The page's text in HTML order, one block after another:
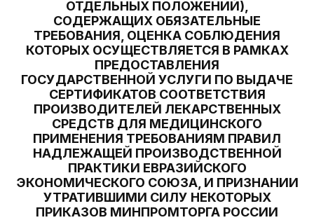
ОТДЕЛЬНЫХ ПОЛОЖЕНИЙ),
СОДЕРЖАЩИХ ОБЯЗАТЕЛЬНЫЕ
ТРЕБОВАНИЯ, ОЦЕНКА СОБЛЮДЕНИЯ
КОТОРЫХ ОСУЩЕСТВЛЯЕТСЯ В РАМКАХ
ПРЕДОСТАВЛЕНИЯ
ГОСУДАРСТВЕННОЙ УСЛУГИ ПО ВЫДАЧЕ
СЕРТИФИКАТОВ СООТВЕТСТВИЯ
ПРОИЗВОДИТЕЛЕЙ ЛЕКАРСТВЕННЫХ
СРЕДСТВ ДЛЯ МЕДИЦИНСКОГО
ПРИМЕНЕНИЯ ТРЕБОВАНИЯМ ПРАВИЛ
НАДЛЕЖАЩЕЙ ПРОИЗВОДСТВЕННОЙ
ПРАКТИКИ ЕВРАЗИЙСКОГО
ЭКОНОМИЧЕСКОГО СОЮЗА, И ПРИЗНАНИИ
УТРАТИВШИМИ СИЛУ НЕКОТОРЫХ
ПРИКАЗОВ МИНПРОМТОРГА РОССИИ